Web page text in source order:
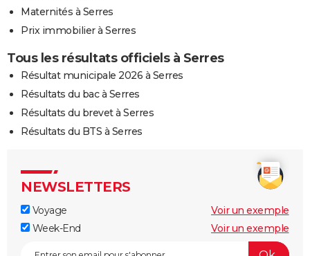
Maternités à Serres
Prix immobilier à Serres
Tous les résultats officiels à Serres
Résultat municipale 2026 à Serres
Résultats du bac à Serres
Résultats du brevet à Serres
Résultats du BTS à Serres
NEWSLETTERS
Voyage
Voir un exemple
Week-End
Voir un exemple